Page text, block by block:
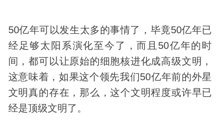
50亿年可以发生太多的事情了，毕竟50亿年已
经足够太阳系演化至今了，而且50亿年的时
间，都可以让原始的细胞核进化成高级文明，
这意味着，如果这个领先我们50亿年前的外星
文明真的存在，那么，这个文明程度或许早已
经是顶级文明了。